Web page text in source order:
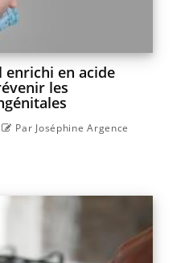
enrichi en acide
les
Par Joséphine Argence